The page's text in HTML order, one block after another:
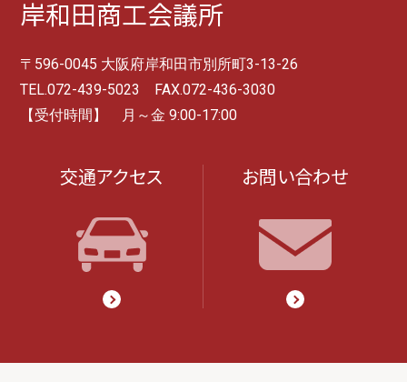
岸和田商工会議所
〒596-0045 大阪府岸和田市別所町3-13-26
TEL.072-439-5023 FAX.072-436-3030
【受付時間】 月～金 9:00-17:00
交通アクセス お問い合わせ